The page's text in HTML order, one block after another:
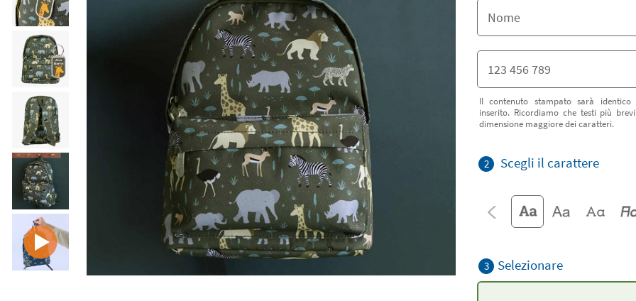
Il contenuto stampato sarà
inserito. Ricordiamo che testi più
dimensione maggiore dei caratteri.
2 Scegli il carattere
3 Selezionare